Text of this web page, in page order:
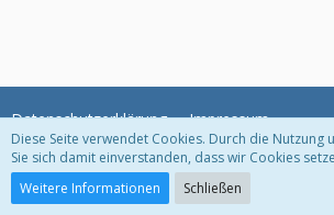
Datenschutzerklärung Impressum
Community-Software:
Diese Seite verwendet Cookies. Durch die Nutzung
Sie sich damit einverstanden, dass wir Cookies
Weitere Informationen
Schließen